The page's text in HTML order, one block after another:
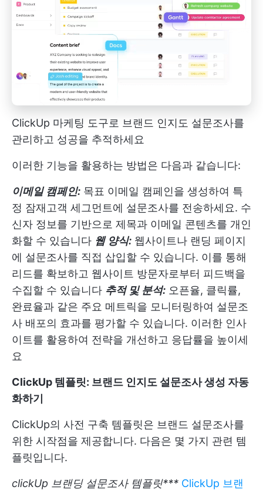
ClickUp 마케팅 도구로 브랜드 인지도 설문조사를
관리하고 성공을 추적하세요
이러한 기능을 활용하는 방법은 다음과 같습니다:
이메일 캠페인: 목표 이메일 캠페인을 생성하여 특
정 잠재고객 세그먼트에 설문조사를 전송하세요. 수
신자 정보를 기반으로 제목과 이메일 콘텐츠를 개인
화할 수 있습니다 웹 양식: 웹사이트나 랜딩 페이지
에 설문조사를 직접 삽입할 수 있습니다. 이를 통해
리드를 확보하고 웹사이트 방문자로부터 피드백을
수집할 수 있습니다 추적 및 분석: 오픈율, 클릭률,
완료율과 같은 주요 메트릭을 모니터링하여 설문조
사 배포의 효과를 평가할 수 있습니다. 이러한 인사
이트를 활용하여 전략을 개선하고 응답률을 높이세
요
ClickUp 템플릿: 브랜드 인지도 설문조사 생성 자동
화하기
ClickUp의 사전 구축 템플릿은 브랜드 설문조사를
위한 시작점을 제공합니다. 다음은 몇 가지 관련 템
플릿입니다.
clickUp 브랜딩 설문조사 템플릿*** ClickUp 브랜